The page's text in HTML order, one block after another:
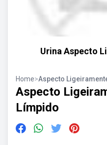
Urina Aspecto
Home>Aspecto
Aspecto
Límpido